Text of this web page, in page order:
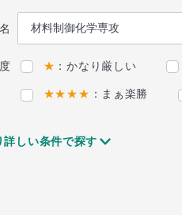
★ ：かなり厳しい
★★★★ ：まぁ楽勝
詳しい条件で探す